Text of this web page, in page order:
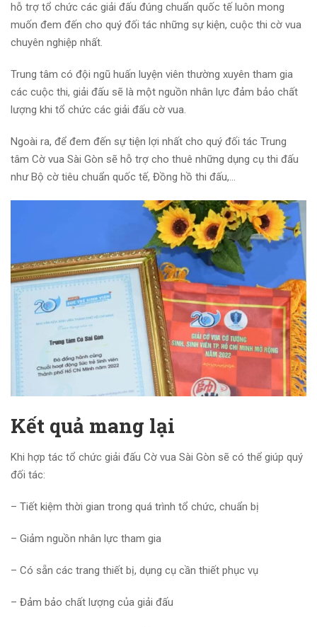
hỗ trợ tổ chức các giải đấu đúng chuẩn quốc tế luôn mong
muốn đem đến cho quý đối tác những sự kiện, cuộc thi cờ vua
chuyên nghiệp nhất.
Trung tâm có đội ngũ huấn luyện viên thường xuyên tham gia
các cuộc thi, giải đấu sẽ là một nguồn nhân lực đảm bảo chất
lượng khi tổ chức các giải đấu cờ vua.
Ngoài ra, để đem đến sự tiện lợi nhất cho quý đối tác Trung
tâm Cờ vua Sài Gòn sẽ hỗ trợ cho thuê những dụng cụ thi đấu
như Bộ cờ tiêu chuẩn quốc tế, Đồng hồ thi đấu,…
Kết quả mang lại
Khi hợp tác tổ chức giải đấu Cờ vua Sài Gòn sẽ có thể giúp quý
đối tác:
– Tiết kiệm thời gian trong quá trình tổ chức, chuẩn bị
– Giảm nguồn nhân lực tham gia
– Có sẵn các trang thiết bị, dụng cụ cần thiết phục vụ
– Đảm bảo chất lượng của giải đấu